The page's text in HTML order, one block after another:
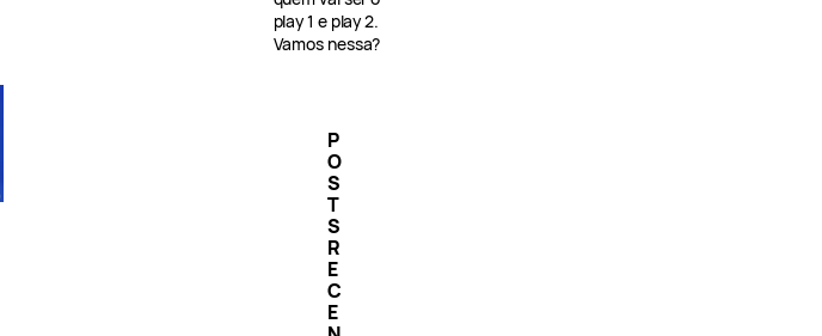
play 1 e play 2.
Vamos nessa?
P
O
S
T
S
R
E
C
E